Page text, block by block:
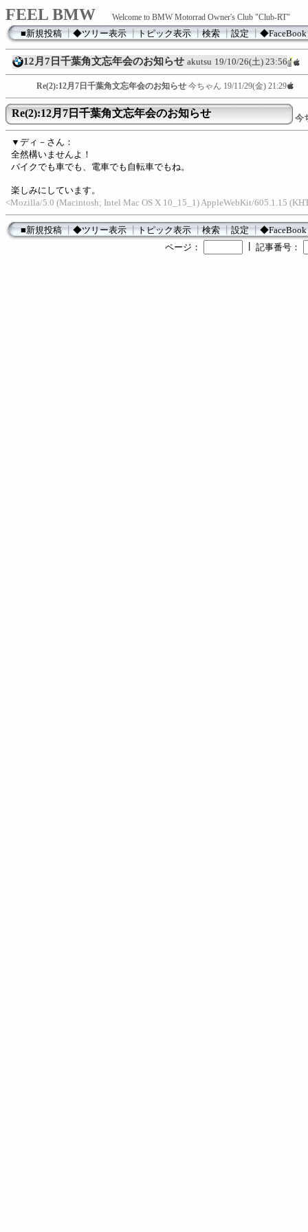
FEEL BMW Welcome to BMW Motorrad Owner's Club "Club-RT"
■新規投稿┃◆ツリー表示┃トピック表示┃検索┃設定┃◆FaceBook
12月7日千葉角文忘年会のお知らせ akutsu 19/10/26(土) 23:56
Re(2):12月7日千葉角文忘年会のお知らせ 今ちゃん 19/11/29(金) 21:29
Re(2):12月7日千葉角文忘年会のお知らせ 今
▼ディ－さん：
全然構いませんよ！
バイクでも車でも、電車でも自転車でもね。
楽しみにしています。
<Mozilla/5.0 (Macintosh; Intel Mac OS X 10_15_1) AppleWebKit/605.1.15
■新規投稿┃◆ツリー表示┃トピック表示┃検索┃設定┃◆FaceBook
ページ：
記事番号：